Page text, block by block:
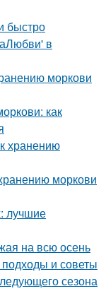
быстро
в
моркови
как
хранению
моркови
лучшие
на всю осень
и советы
сезона